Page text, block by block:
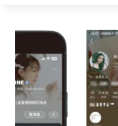
目
电
猫
际）
运
营
×